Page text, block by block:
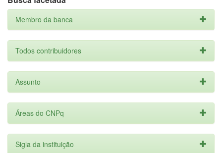
Membro da banca
Todos contribuidores
Assunto
Áreas do CNPq
Sigla da instituição